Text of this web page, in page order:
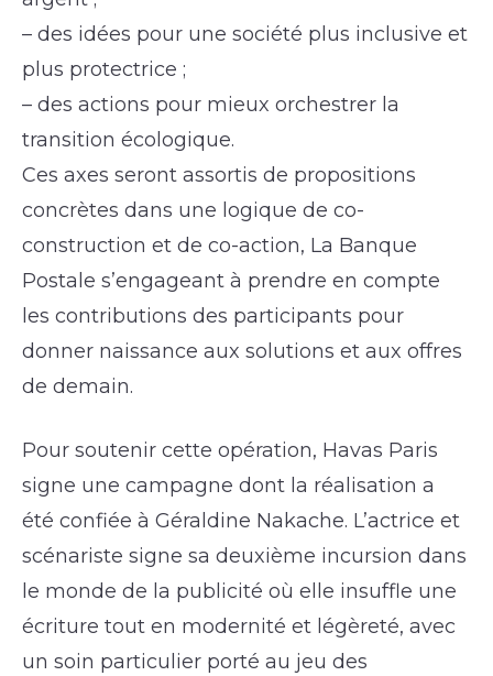
– des idées pour une société plus inclusive et
plus protectrice ;
– des actions pour mieux orchestrer la
transition écologique.
Ces axes seront assortis de propositions
concrètes dans une logique de co-
construction et de co-action, La Banque
Postale s’engageant à prendre en compte
les contributions des participants pour
donner naissance aux solutions et aux offres
de demain.
Pour soutenir cette opération, Havas Paris
signe une campagne dont la réalisation a
été confiée à Géraldine Nakache. L’actrice et
scénariste signe sa deuxième incursion dans
le monde de la publicité où elle insuffle une
écriture tout en modernité et légèreté, avec
un soin particulier porté au jeu des